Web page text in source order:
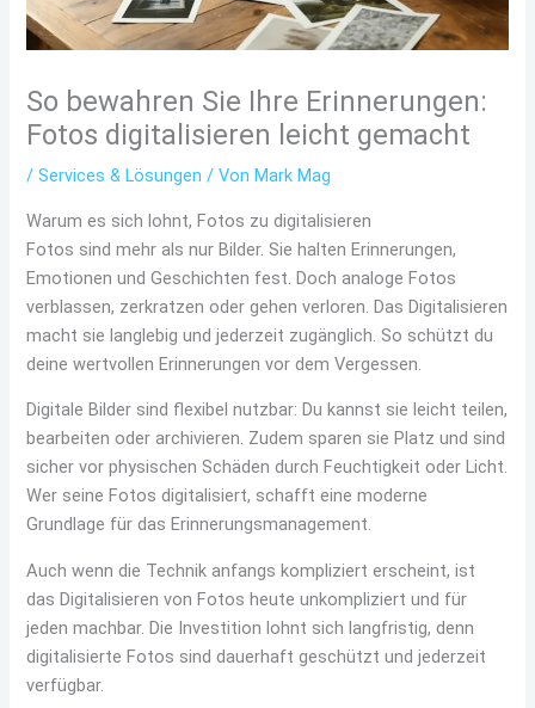
So bewahren Sie Ihre Erinnerungen:
Fotos digitalisieren leicht gemacht
/Services & Lösungen / VonMark Mag
Warum es sich lohnt, Fotos zu digitalisieren
Fotos sind mehr als nur Bilder. Sie halten Erinnerungen,
Emotionen und Geschichten fest. Doch analoge Fotos
verblassen, zerkratzen oder gehen verloren. Das Digitalisieren
macht sie langlebig und jederzeit zugänglich. So schützt du
deine wertvollen Erinnerungen vor dem Vergessen.
Digitale Bilder sind flexibel nutzbar: Du kannst sie leicht teilen,
bearbeiten oder archivieren. Zudem sparen sie Platz und sind
sicher vor physischen Schäden durch Feuchtigkeit oder Licht.
Wer seine Fotos digitalisiert, schafft eine moderne
Grundlage für das Erinnerungsmanagement.
Auch wenn die Technik anfangs kompliziert erscheint, ist
das Digitalisieren von Fotos heute unkompliziert und für
jeden machbar. Die Investition lohnt sich langfristig, denn
digitalisierte Fotos sind dauerhaft geschützt und jederzeit
verfügbar.